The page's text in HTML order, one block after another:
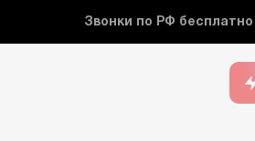
Звонки по РФ бесплатно